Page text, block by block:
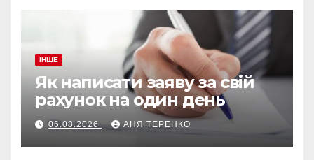
ІНШЕ
Як написати заяву за свій
рахунок на один день
06.08.2026 АНЯ ТЕРЕНКО